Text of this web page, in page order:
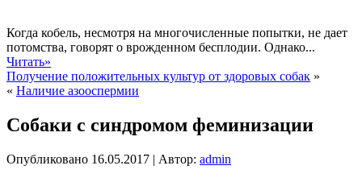
Когда кобель, несмотря на многочисленные попытки, не дает
потомства, говорят о врожденном бесплодии. Однако...
Читать»
Получение положительных культур от здоровых собак »
« Наличие азооспермии
Собаки с синдромом феминизации
Опубликовано 16.05.2017 | Автор: admin